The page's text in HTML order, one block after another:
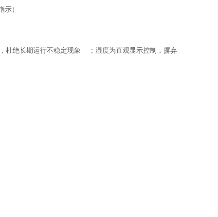
）
杜绝长期运行不稳定现象 ；湿度为直观显示控制，摒弃